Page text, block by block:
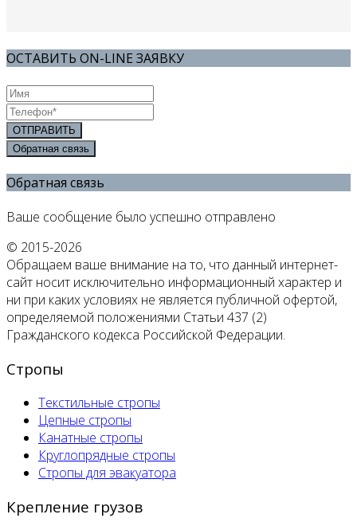
ОСТАВИТЬ ON-LINE ЗАЯВКУ
ОТПРАВИТЬ
Обратная связь
Обратная связь
Ваше сообщение было успешно отправлено
© 2015-2026
Обращаем ваше внимание на то, что данный интернет-
сайт носит исключительно информационный характер и
ни при каких условиях не является публичной офертой,
определяемой положениями Статьи 437 (2)
Гражданского кодекса Российской Федерации.
Стропы
Текстильные стропы
Цепные стропы
Канатные стропы
Круглопрядные стропы
Стропы для эвакуатора
Крепление грузов